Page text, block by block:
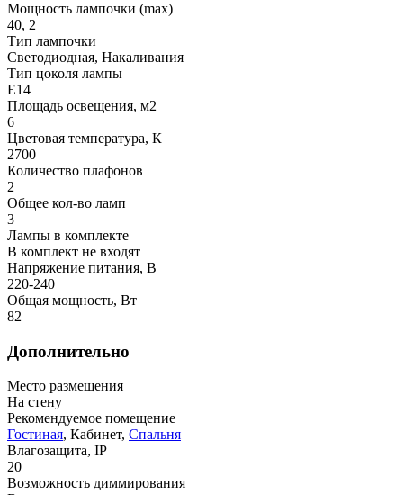
Мощность лампочки (max)
40, 2
Тип лампочки
Светодиодная, Накаливания
Тип цоколя лампы
E14
Площадь освещения, м2
6
Цветовая температура, К
2700
Количество плафонов
2
Общее кол-во ламп
3
Лампы в комплекте
В комплект не входят
Напряжение питания, В
220-240
Общая мощность, Вт
82
Дополнительно
Место размещения
На стену
Рекомендуемое помещение
Гостиная, Кабинет, Спальня
Влагозащита, IP
20
Возможность диммирования